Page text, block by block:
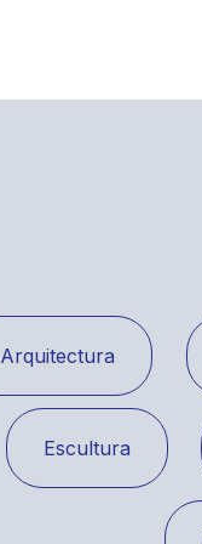
Arquitectura
Escultura